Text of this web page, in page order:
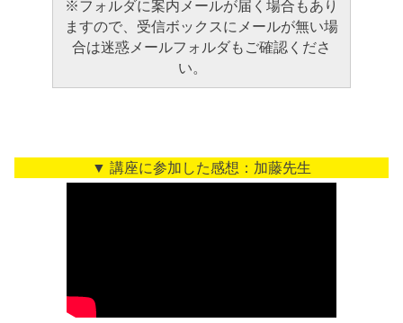
※フォルダに案内メールが届く場合もあり
ますので、受信ボックスにメールが無い場
合は迷惑メールフォルダもご確認くださ
い。
▼ 講座に参加した感想：加藤先生